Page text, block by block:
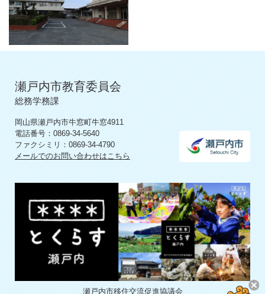
瀬戸内市教育委員会
総務学務課
岡山県瀬戸内市牛窓町牛窓4911
電話番号：0869-34-5640
ファクシミリ：0869-34-4790
メールでのお問い合わせはこちら
瀬戸内市移住交流促進協議会